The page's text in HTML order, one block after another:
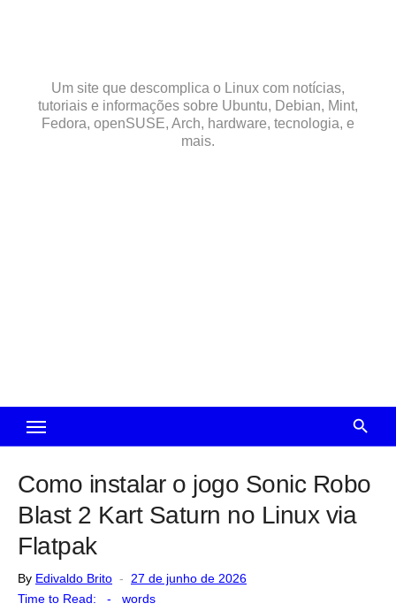
Um site que descomplica o Linux com notícias,
tutoriais e informações sobre Ubuntu, Debian, Mint,
Fedora, openSUSE, Arch, hardware, tecnologia, e
mais.
Como instalar o jogo Sonic Robo
Blast 2 Kart Saturn no Linux via
Flatpak
By Edivaldo Brito
Posted
27 de junho de 2026
Time to Read:
- words